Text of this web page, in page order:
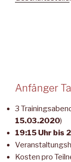
Anfänger
3
15.03.2020)
19:15 Uhr bis
Kosten pro